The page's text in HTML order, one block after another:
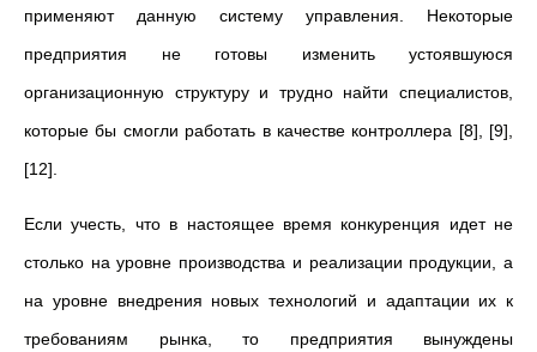
применяют данную систему управления. Некоторые
предприятия не готовы изменить устоявшуюся
организационную структуру и трудно найти специалистов,
которые бы смогли работать в качестве контроллера [8], [9],
[12].
Если учесть, что в настоящее время конкуренция идет не
столько на уровне производства и реализации продукции, а
на уровне внедрения новых технологий и адаптации их к
требованиям рынка, то предприятия вынуждены